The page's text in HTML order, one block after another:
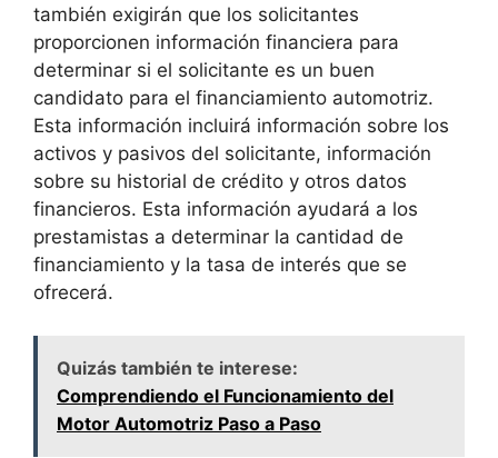
también exigirán que los solicitantes
proporcionen información financiera para
determinar si el solicitante es un buen
candidato para el financiamiento automotriz.
Esta información incluirá información sobre los
activos y pasivos del solicitante, información
sobre su historial de crédito y otros datos
financieros. Esta información ayudará a los
prestamistas a determinar la cantidad de
financiamiento y la tasa de interés que se
ofrecerá.
Quizás también te interese:
Comprendiendo el Funcionamiento del
Motor Automotriz Paso a Paso